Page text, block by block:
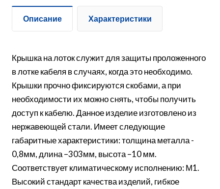
Описание Характеристики
Крышка на лоток служит для защиты проложенного
в лотке кабеля в случаях, когда это необходимо.
Крышки прочно фиксируются скобами, а при
необходимости их можно снять, чтобы получить
доступ к кабелю. Данное изделие изготовлено из
нержавеющей стали. Имеет следующие
габаритные характеристики: толщина металла -
0,8мм, длина –303мм, высота –10 мм.
Соответствует климатическому исполнению: М1.
Высокий стандарт качества изделий, гибкое